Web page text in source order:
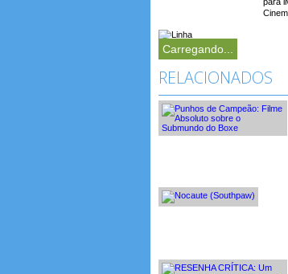
Carregando...
RELACIONADOS